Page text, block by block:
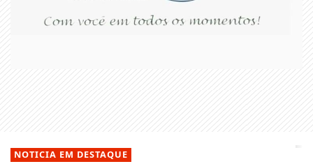
NOTICIA EM DESTAQUE